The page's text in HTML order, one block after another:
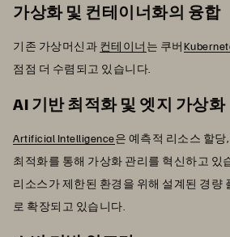
가상화 및 컨테이너화의 융합
기존 가상머신과 컨테이너 는 쿠버
점점 더 수렴되고 있습니다.
AI 기반 최적화 및 엣지 가상화
Artificial Intelligence은 예측적 리소스 할당
최적화를 통해 가상화 관리를 혁신하고 있
리소스가 제한된 환경을 위해 설계된 경량
로 확장되고 있습니다.